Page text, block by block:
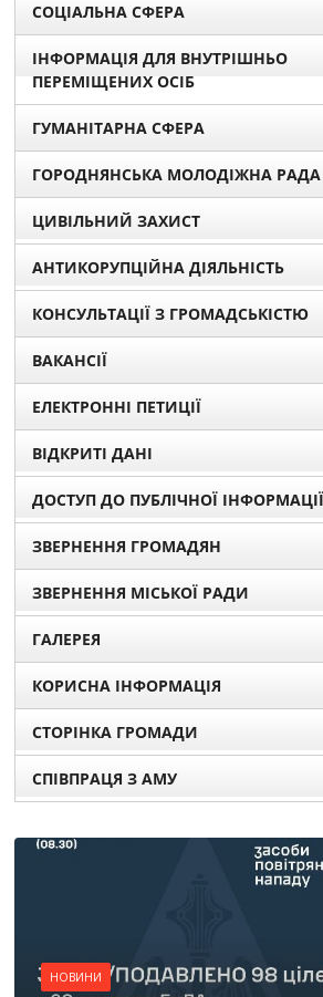
СОЦІАЛЬНА СФЕРА
ІНФОРМАЦІЯ ДЛЯ ВНУТРІШНЬО
ПЕРЕМІЩЕНИХ ОСІБ
ГУМАНІТАРНА СФЕРА
ГОРОДНЯНСЬКА МОЛОДІЖНА РАДА
ЦИВІЛЬНИЙ ЗАХИСТ
АНТИКОРУПЦІЙНА ДІЯЛЬНІСТЬ
КОНСУЛЬТАЦІЇ З ГРОМАДСЬКІСТЮ
ВАКАНСІЇ
ЕЛЕКТРОННІ ПЕТИЦІЇ
ВІДКРИТІ ДАНІ
ДОСТУП ДО ПУБЛІЧНОЇ ІНФОРМАЦІЇ
ЗВЕРНЕННЯ ГРОМАДЯН
ЗВЕРНЕННЯ МІСЬКОЇ РАДИ
ГАЛЕРЕЯ
КОРИСНА ІНФОРМАЦІЯ
СТОРІНКА ГРОМАДИ
СПІВПРАЦЯ З АМУ
Батьки майбутніх
першокласників